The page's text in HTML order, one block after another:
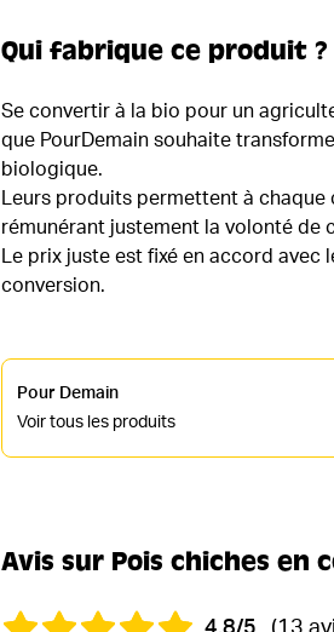
Qui fabrique ce produit ?
Se convertir à la bio pour un
que PourDemain souhaite
biologique.
Leurs produits permettent à
rémunérant justement la volonté de
Le prix juste est fixé en accord
conversion.
Pour Demain
Voir tous les produits
Avis sur Pois chiches en